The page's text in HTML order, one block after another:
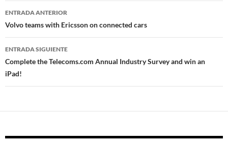
Navegador
de
entradas
ENTRADA ANTERIOR
Volvo teams with Ericsson on connected cars
ENTRADA SIGUIENTE
Complete the Telecoms.com Annual Industry Survey and win an
iPad!